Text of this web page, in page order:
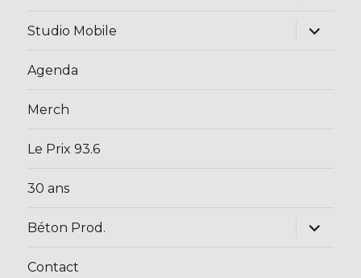
menu
Studio Mobile
ouvrir
Agenda
Merch
Le Prix 93.6
30 ans
Béton Prod.
ouvrir
Contact